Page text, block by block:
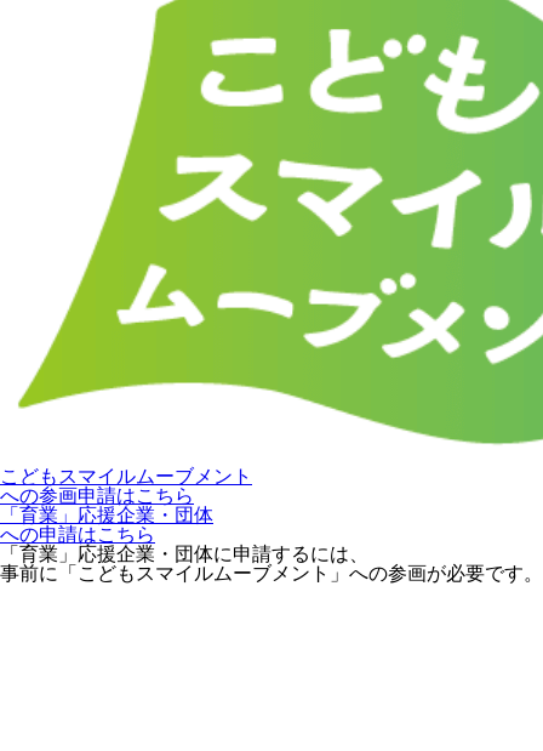
こどもスマイルムーブメント
への参画申請はこちら
「育業」応援企業・団体
への申請はこちら
「育業」応援企業・団体に申請するには、
事前に「こどもスマイルムーブメント」への参画が必要です。